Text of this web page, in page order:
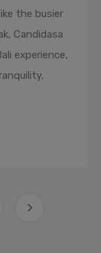
the busier
Candidasa
experience,